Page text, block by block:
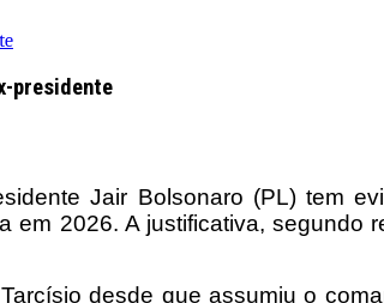
presidente
Jair Bolsonaro (PL) tem
2026. A justificativa, segundo
desde que assumiu o